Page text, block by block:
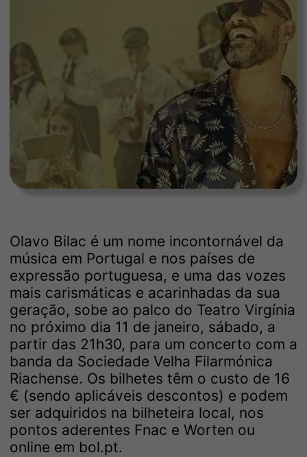
Olavo Bilac é um nome incontornável da
música em Portugal e nos países de
expressão portuguesa, e uma das vozes
mais carismáticas e acarinhadas da sua
geração, sobe ao palco do Teatro Virgínia
no próximo dia 11 de janeiro, sábado, a
partir das 21h30, para um concerto com a
banda da Sociedade Velha Filarmónica
Riachense. Os bilhetes têm o custo de 16
€ (sendo aplicáveis descontos) e podem
ser adquiridos na bilheteira local, nos
pontos aderentes Fnac e Worten ou
online em bol.pt.